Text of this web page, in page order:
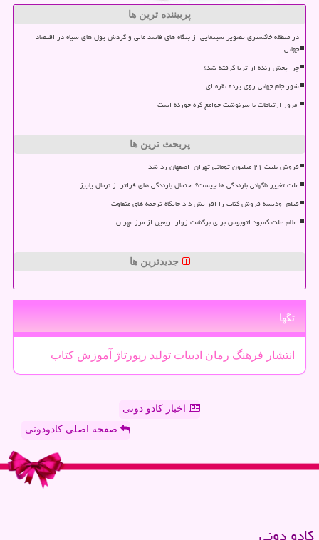
پربیننده ترین ها
در منطقه خاکستری تصویر سینمایی از بنگاه های فاسد مالی و گردش پول های سیاه در اقتصاد
جهانی
چرا پخش زنده از ثریا گرفته شد؟
شور جام جهانی روی پرده نقره ای
امروز ارتباطات با سرنوشت جوامع گره خورده است
پربحث ترین ها
فروش بلیت ۲۱ میلیون تومانی تهران_اصفهان رد شد
علت تغییر ناگهانی بارندگی ها چیست؟ احتمال بارندگی های فراتر از نرمال پاییز
فیلم اودیسه فروش کتاب را افزایش داد جایگاه ترجمه های متفاوت
اعلام علت کمبود اتوبوس برای برگشت زوار اربعین از مرز مهران
جدیدترین ها
تگها
انتشار فرهنگ رمان ادبیات تولید رپورتاژ آموزش كتاب
اخبار کادو دونی
صفحه اصلی کادودونی